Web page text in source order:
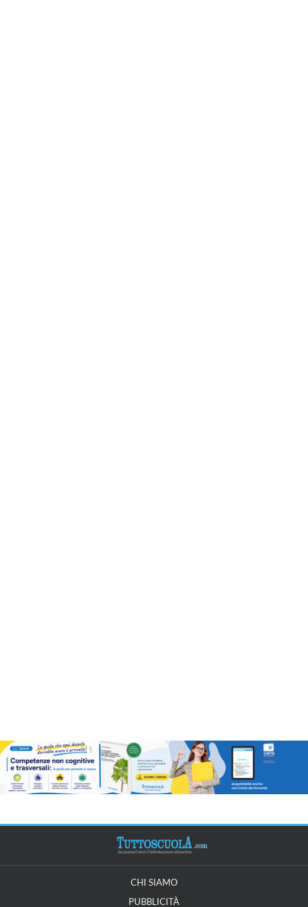
CHI SIAMO
PUBBLICITÀ